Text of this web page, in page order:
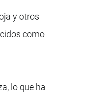
y otros
como
lo que ha